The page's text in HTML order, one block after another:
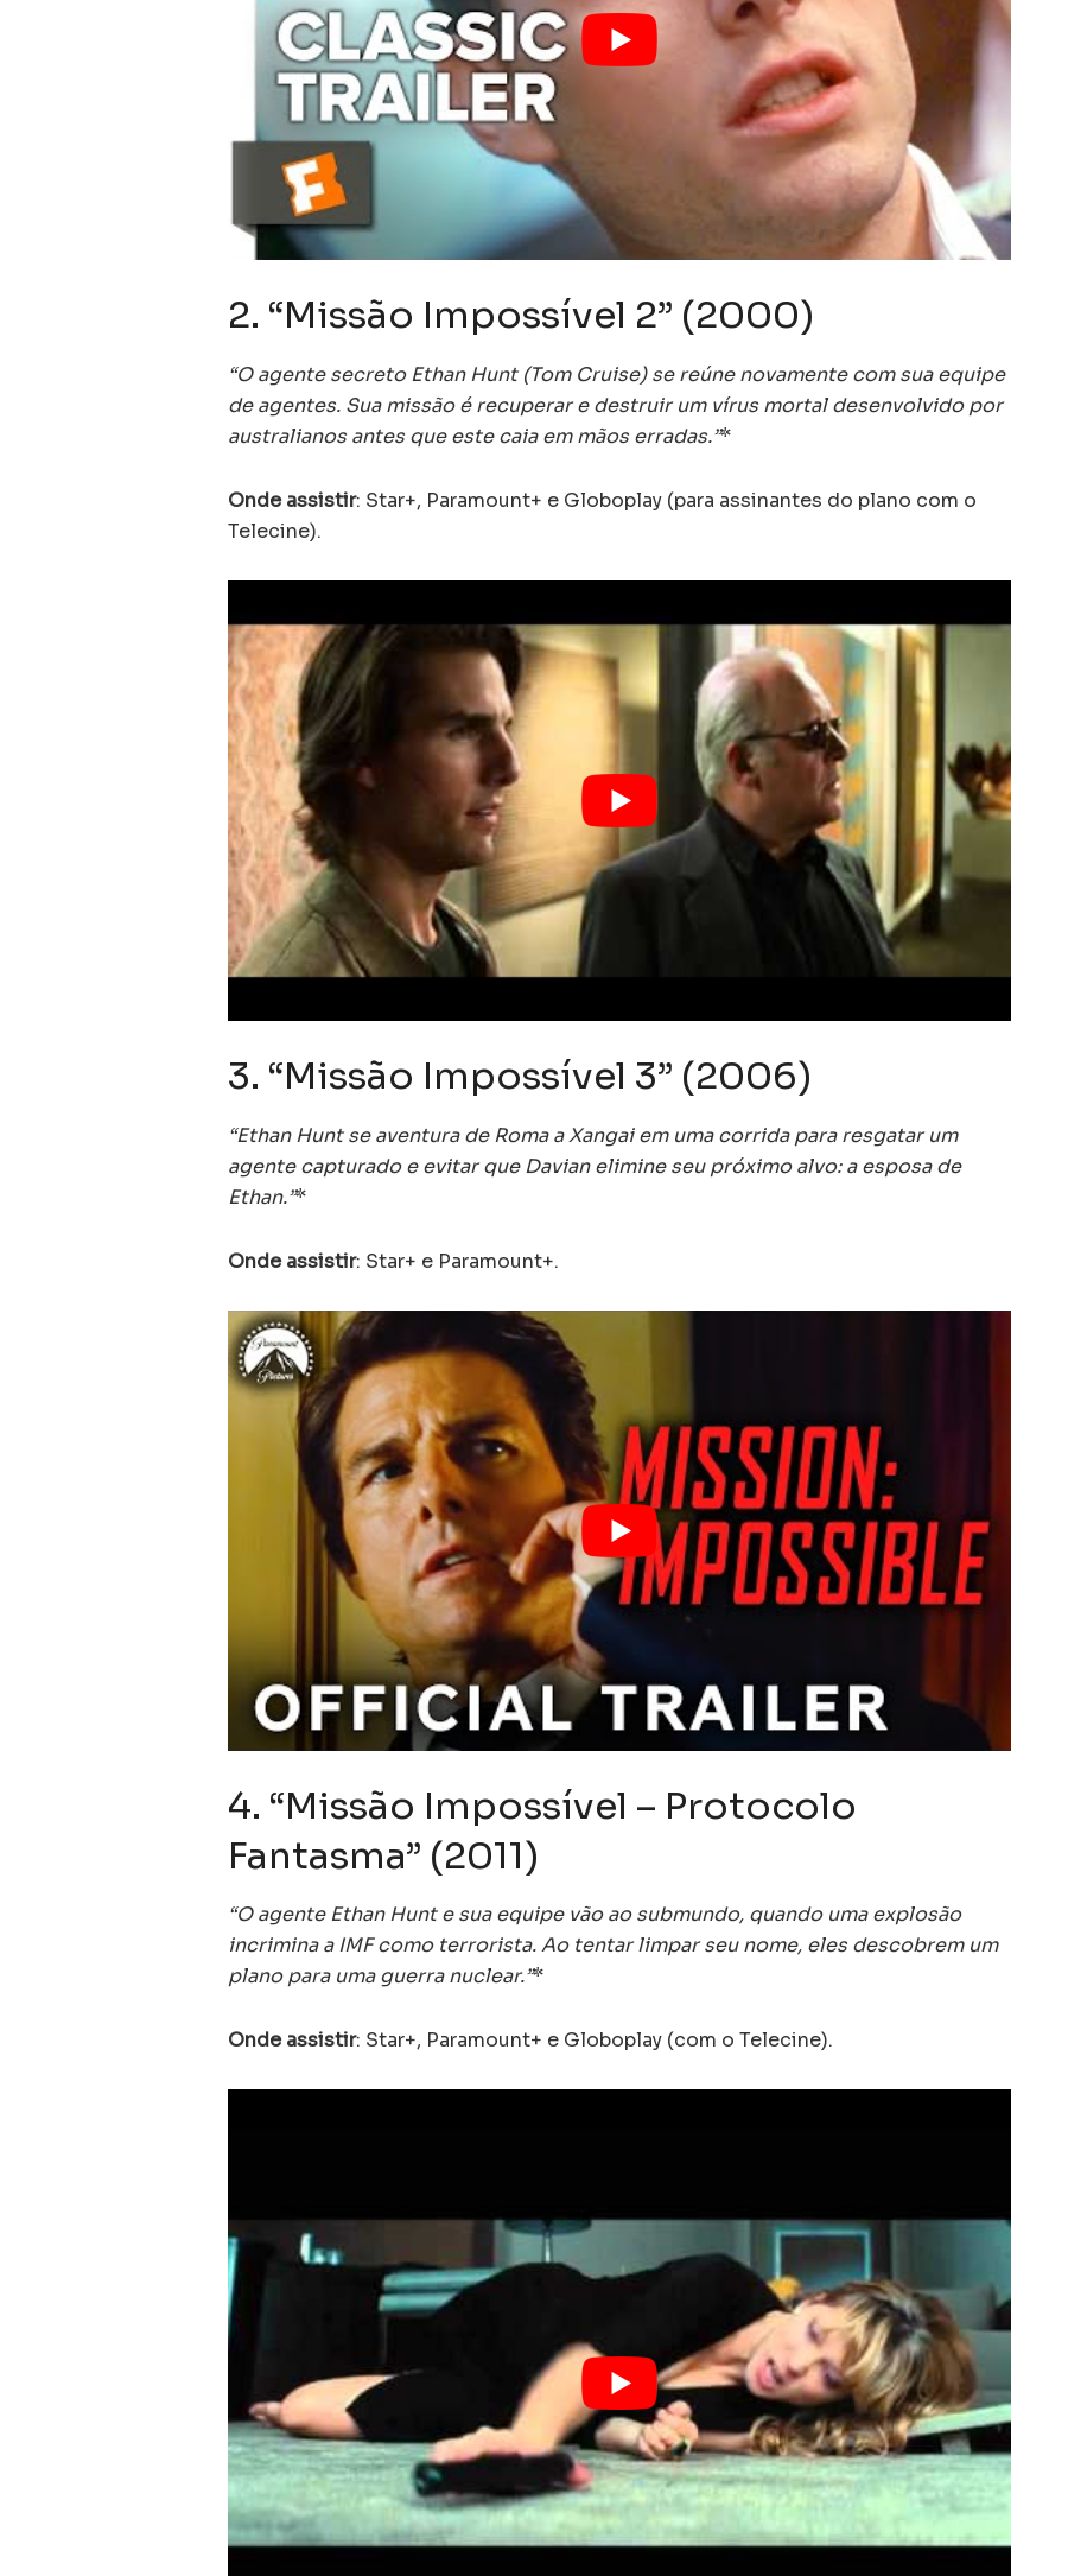
2. “Missão Impossível 2” (2000)
“O agente secreto Ethan Hunt (Tom Cruise) se reúne novamente com sua equipe
de agentes. Sua missão é recuperar e destruir um vírus mortal desenvolvido por
australianos antes que este caia em mãos erradas.”*
Onde assistir: Star+, Paramount+ e Globoplay (para assinantes do plano com o
Telecine).
3. “Missão Impossível 3” (2006)
“Ethan Hunt se aventura de Roma a Xangai em uma corrida para resgatar um
agente capturado e evitar que Davian elimine seu próximo alvo: a esposa de
Ethan.”*
Onde assistir: Star+ e Paramount+.
4. “Missão Impossível – Protocolo
Fantasma” (2011)
“O agente Ethan Hunt e sua equipe vão ao submundo, quando uma explosão
incrimina a IMF como terrorista. Ao tentar limpar seu nome, eles descobrem um
plano para uma guerra nuclear.”*
Onde assistir: Star+, Paramount+ e Globoplay (com o Telecine).